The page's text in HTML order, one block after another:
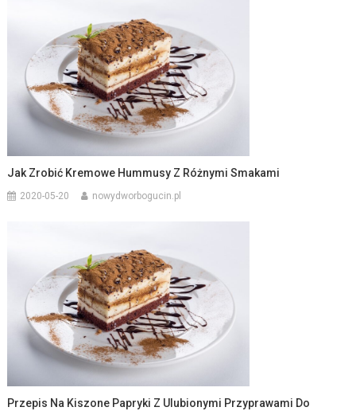
Jak Zrobić Kremowe Hummusy Z Różnymi Smakami
2020-05-20 nowydworbogucin.pl
Przepis Na Kiszone Papryki Z Ulubionymi Przyprawami Do